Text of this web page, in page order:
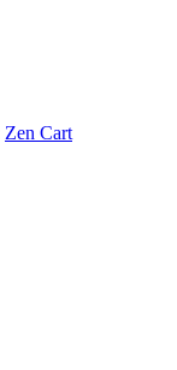
Zen Cart